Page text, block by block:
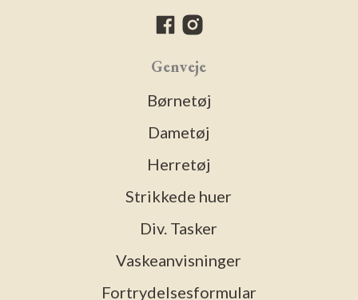
Genveje
Børnetøj
Dametøj
Herretøj
Strikkede huer
Div. Tasker
Vaskeanvisninger
Fortrydelsesformular